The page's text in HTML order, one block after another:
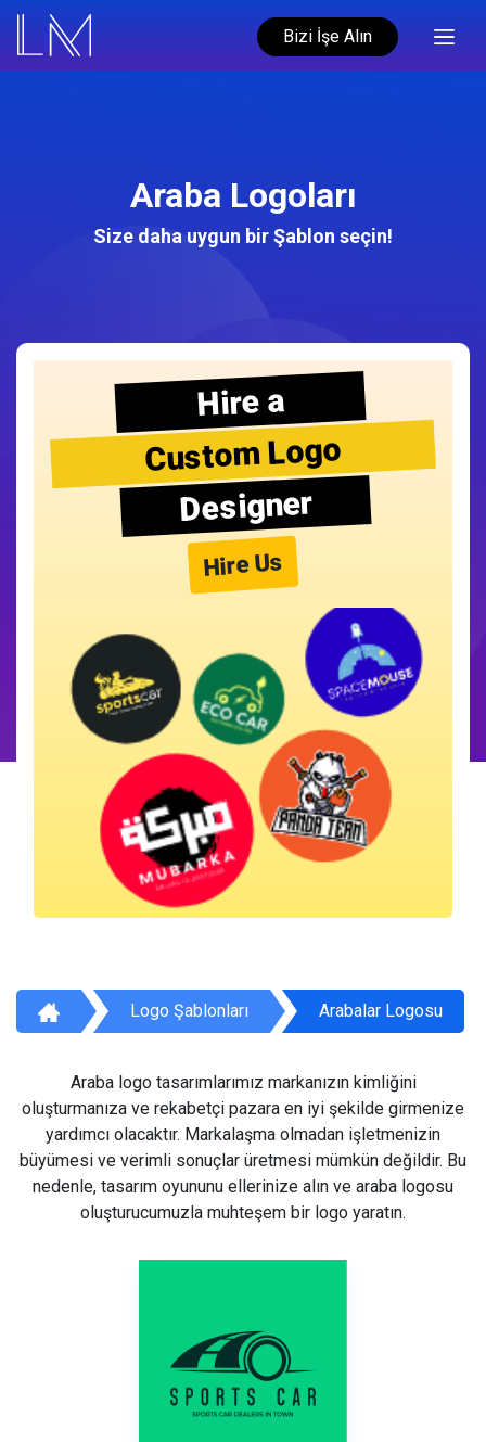
Bizi İşe Alın
Araba Logoları
Size daha uygun bir Şablon seçin!
Hire a
Custom Logo
Designer
Hire Us
Logo Şablonları Arabalar Logosu
Araba logo tasarımlarımız markanızın kimliğini
oluşturmanıza ve rekabetçi pazara en iyi şekilde girmenize
yardımcı olacaktır. Markalaşma olmadan işletmenizin
büyümesi ve verimli sonuçlar üretmesi mümkün değildir. Bu
nedenle, tasarım oyununu ellerinize alın ve araba logosu
oluşturucumuzla muhteşem bir logo yaratın.